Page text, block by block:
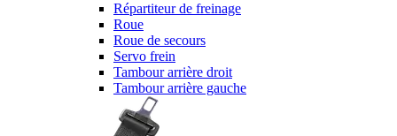
Répartiteur de freinage
Roue
Roue de secours
Servo frein
Tambour arrière droit
Tambour arrière gauche